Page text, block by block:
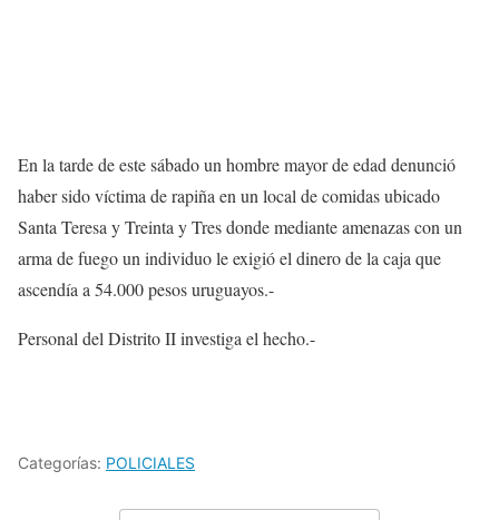
En la tarde de este sábado un hombre mayor de edad denunció
haber sido víctima de rapiña en un local de comidas ubicado
Santa Teresa y Treinta y Tres donde mediante amenazas con un
arma de fuego un individuo le exigió el dinero de la caja que
ascendía a 54.000 pesos uruguayos.-
Personal del Distrito II investiga el hecho.-
Categorías: POLICIALES